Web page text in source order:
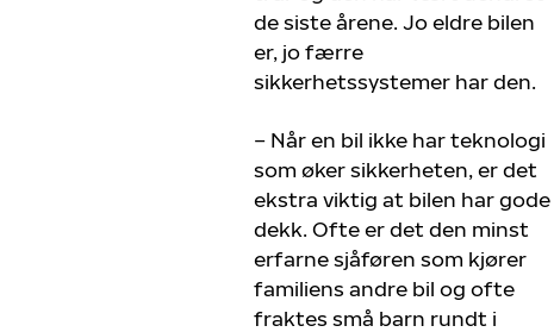
de siste årene. Jo eldre bilen
er, jo færre
sikkerhetssystemer har den.
– Når en bil ikke har teknologi
som øker sikkerheten, er det
ekstra viktig at bilen har gode
dekk. Ofte er det den minst
erfarne sjåføren som kjører
familiens andre bil og ofte
fraktes små barn rundt i